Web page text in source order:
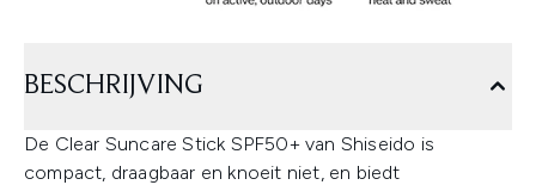
BESCHRIJVING
De Clear Suncare Stick SPF50+ van Shiseido is
compact, draagbaar en knoeit niet, en biedt